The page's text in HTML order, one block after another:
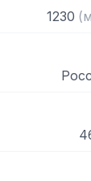
1230 (